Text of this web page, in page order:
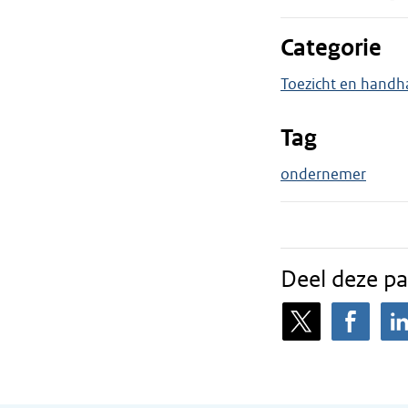
Categorie
Toezicht en
Tag
ondernemer
Deel deze